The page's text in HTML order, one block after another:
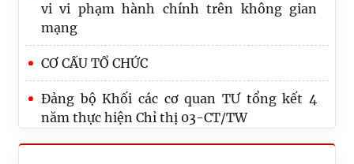
vi vi phạm hành chính trên không gian
mạng
CƠ CẤU TỔ CHỨC
Đảng bộ Khối các cơ quan TƯ tổng kết 4
năm thực hiện Chỉ thị 03-CT/TW
Kết luận số 185-KL/TW: Tăng cường lãnh
đạo, chỉ đạo công tác tổ chức đại hội đảng
bộ các cấp
Kết luận số 190-KL/TW về tăng cường lãnh
đạo, chỉ đạo công tác tổ chức đại hội đảng
bộ các cấp